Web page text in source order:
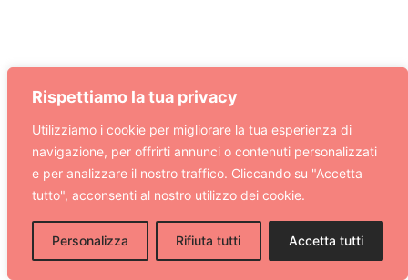
Rispettiamo la tua privacy
Utilizziamo i cookie per migliorare la tua esperienza di
navigazione, per offrirti annunci o contenuti personalizzati
e per analizzare il nostro traffico. Cliccando su "Accetta
tutto", acconsenti al nostro utilizzo dei cookie.
Personalizza Rifiuta tutti Accetta tutti